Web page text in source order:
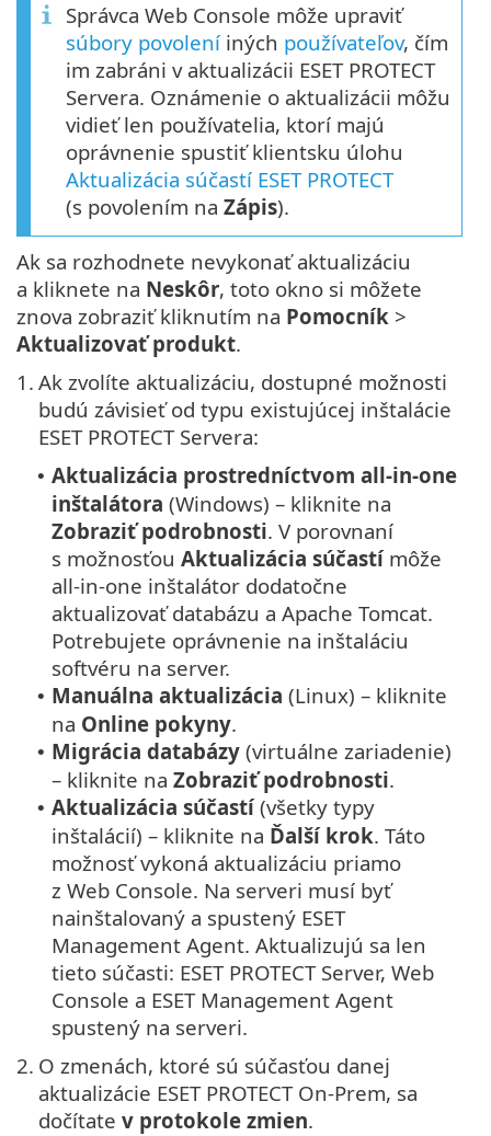
Správca Web Console môže upraviť
súbory povolení iných používateľov, čím
im zabráni v aktualizácii ESET PROTECT
Servera. Oznámenie o aktualizácii môžu
vidieť len používatelia, ktorí majú
oprávnenie spustiť klientsku úlohu
Aktualizácia súčastí ESET PROTECT
(s povolením na Zápis).
Ak sa rozhodnete nevykonať aktualizáciu
a kliknete na Neskôr, toto okno si môžete
znova zobraziť kliknutím na Pomocník >
Aktualizovať produkt.
1. Ak zvolíte aktualizáciu, dostupné možnosti
budú závisieť od typu existujúcej inštalácie
ESET PROTECT Servera:
• Aktualizácia prostredníctvom all-in-one
inštalátora (Windows) – kliknite na
Zobraziť podrobnosti. V porovnaní
s možnosťou Aktualizácia súčastímôže
all-in-one inštalátor dodatočne
aktualizovať databázu a Apache Tomcat.
Potrebujete oprávnenie na inštaláciu
softvéru na server.
• Manuálna aktualizácia (Linux) – kliknite
na Online pokyny.
• Migrácia databázy (virtuálne zariadenie)
– kliknite na Zobraziť podrobnosti.
• Aktualizácia súčastí(všetky typy
inštalácií) – kliknite na Ďalší krok. Táto
možnosť vykoná aktualizáciu priamo
z Web Console. Na serveri musí byť
nainštalovaný a spustený ESET
Management Agent. Aktualizujú sa len
tieto súčasti: ESET PROTECT Server, Web
Console a ESET Management Agent
spustený na serveri.
2. O zmenách, ktoré sú súčasťou danej
aktualizácie ESET PROTECT On-Prem, sa
dočítate v protokole zmien.